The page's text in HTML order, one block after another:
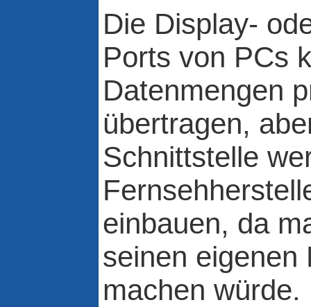
Die Display-
Ports von PCs
Datenmengen
übertragen,
Schnittstelle
einbauen, da
seinen eigenen
machen würde.